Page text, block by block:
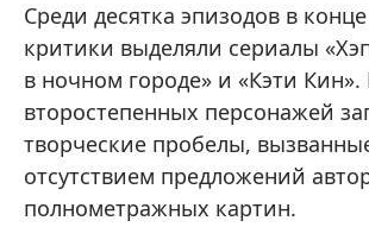
Среди десятка эпизодов в
критики выделяли сериалы
в ночном городе» и «Кэти Кин».
второстепенных персонажей
творческие пробелы,
отсутствием предложений
полнометражных картин.